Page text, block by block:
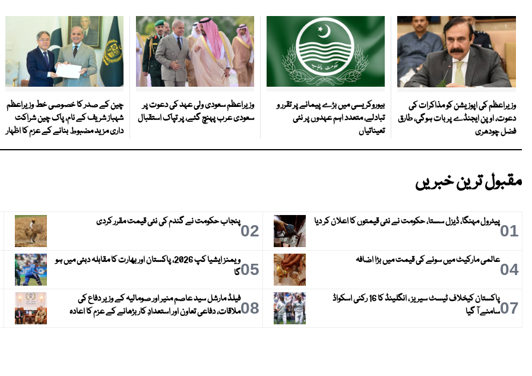
وزیراعظم کی اپوزیشن کو مذاکرات کی
دعوت، اوپن ایجنڈے پر بات ہوگی، طارق
فضل چودھری
بیوروکریسی میں بڑے پیمانے پر تقرر و
تبادلے، متعدد اہم عہدوں پر نئی
تعیناتیاں
وزیراعظم سعودی ولی عہد کی دعوت پر
سعودی عرب پہنچ گئے، پر تپاک استقبال
چین کے صدر کا خصوصی خط وزیراعظم
شہباز شریف کے نام، پاک چین شراکت
داری مزید مضبوط بنانے کے عزم کا اظہار
مقبول ترین خبریں
01پیٹرول مہنگا، ڈیزل سستا، حکومت نے نئی قیمتوں کا اعلان کر دیا 02پنجاب حکومت نے گندم کی نئی قیمت مقرر کردی
04عالمی مارکیٹ میں سونے کی قیمت میں بڑا اضافہ 05
ویمنز ایشیا کپ 2026، پاکستان اور بھارت کا مقابلہ دبئی میں ہو
گا
07
پاکستان کیخلاف ٹیسٹ سیریز ، انگلینڈ کا 16 رکنی اسکواڈ
سامنے آ گیا
08فیلڈ مارشل سید عاصم منیر اور صومالیہ کے وزیر دفاع کی
ملاقات، دفاعی تعاون اور استعدادِ کار بڑھانے کے عزم کا اعادہ